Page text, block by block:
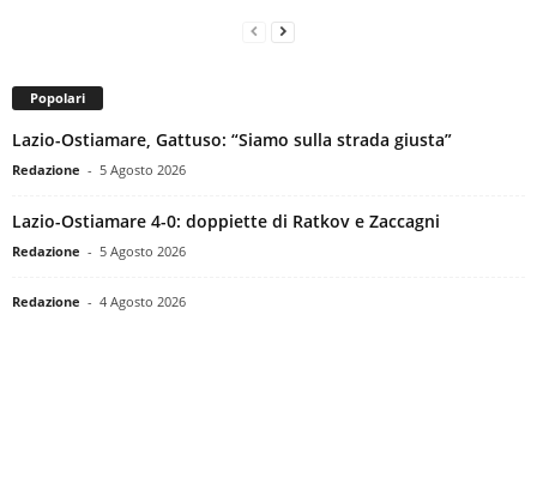
Popolari
Lazio-Ostiamare, Gattuso: “Siamo sulla strada giusta”
Redazione - 5 Agosto 2026
Lazio-Ostiamare 4-0: doppiette di Ratkov e Zaccagni
Redazione - 5 Agosto 2026
Redazione - 4 Agosto 2026